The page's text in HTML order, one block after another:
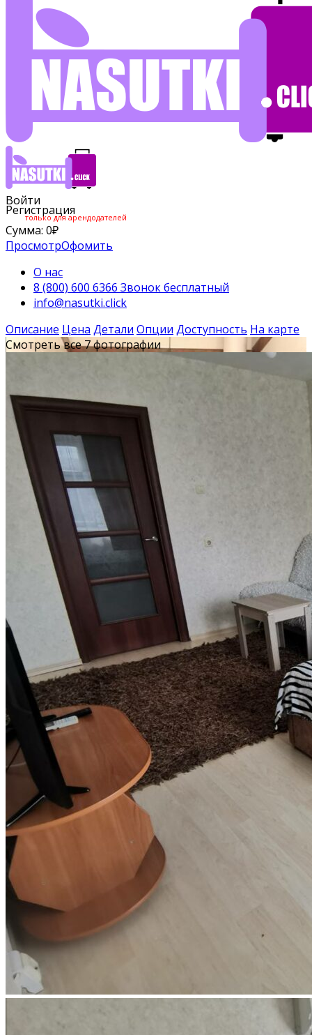
Войти
Регистрация
только для арендодателей
Сумма: 0₽
ПросмотрОфомить
О нас
8 (800) 600 6366 Звонок бесплатный
info@nasutki.click
Описание Цена Детали Опции Доступность На карте
Смотреть все 7 фотографии